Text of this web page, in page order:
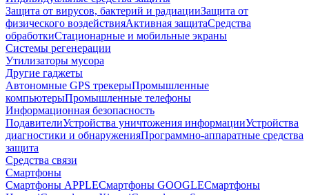
Защита от вирусов, бактерий и радиацииЗащита от
физического воздействияАктивная защитаСредства
обработкиСтационарные и мобильные экраны
Системы регенерации
Утилизаторы мусора
Другие гаджеты
Автономные GPS трекерыПромышленные
компьютерыПромышленные телефоны
Информационная безопасность
ПодавителиУстройства уничтожения информацииУстройства
диагностики и обнаруженияПрограммно-аппаратные средства
защита
Средства связи
Смартфоны
Смартфоны APPLEСмартфоны GOOGLEСмартфоны